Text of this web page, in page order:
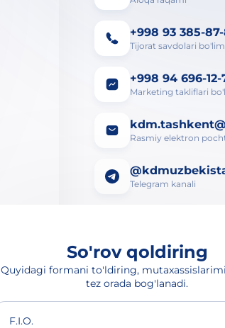
+998 93 385-
Tijorat savdolari
+998 94 696-12-
Marketing takliflari
Rasmiy elektron
Telegram kanali
So'rov qoldiring
Quyidagi formani to'ldiring,
tez orada bog'lanadi.
F.I.O.